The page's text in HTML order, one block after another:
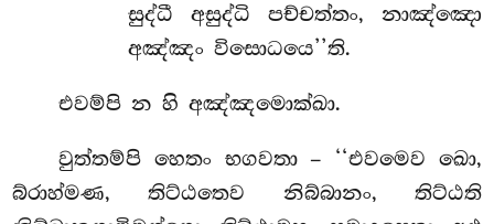
සුද්ධී අසුද්ධි පච්චත්තං, නාඤ්ඤො
අඤ්ඤං විසොධයෙ’’ති.
එවම්පි න හි අඤ්ඤමොක්ඛා.
වුත්තම්පි හෙතං භගවතා – ‘‘එවමෙව ඛො,
බ්රාහ්මණ, තිට්ඨතෙව නිබ්බානං, තිට්ඨති